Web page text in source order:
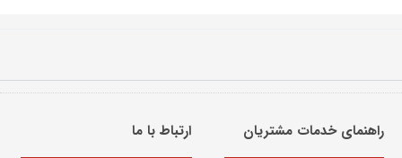
راهنمای خدمات مشتریان ارتباط با ما​